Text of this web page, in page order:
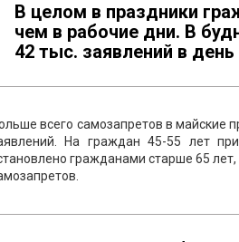
В целом в праздники
чем в рабочие дни. В
42 тыс. заявлений в
всего самозапретов в майские
На граждан 45-55 лет
гражданами старше 65